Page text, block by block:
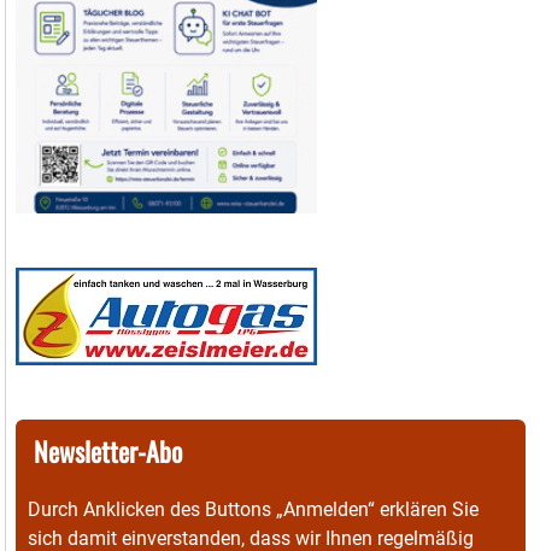
Newsletter-Abo
Durch Anklicken des Buttons „Anmelden“ erklären Sie
sich damit einverstanden, dass wir Ihnen regelmäßig